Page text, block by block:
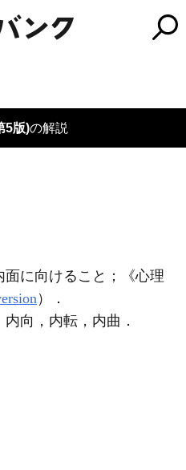
5版)の解説
に向けること；
《心理
）
．
内向，内転，内曲 ．